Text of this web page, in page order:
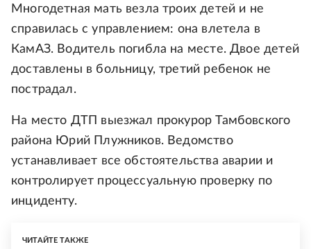
Многодетная мать везла троих детей и не
справилась с управлением: она влетела в
КамАЗ. Водитель погибла на месте. Двое детей
доставлены в больницу, третий ребенок не
пострадал.
На место ДТП выезжал прокурор Тамбовского
района Юрий Плужников. Ведомство
устанавливает все обстоятельства аварии и
контролирует процессуальную проверку по
инциденту.
ЧИТАЙТЕ ТАКЖЕ